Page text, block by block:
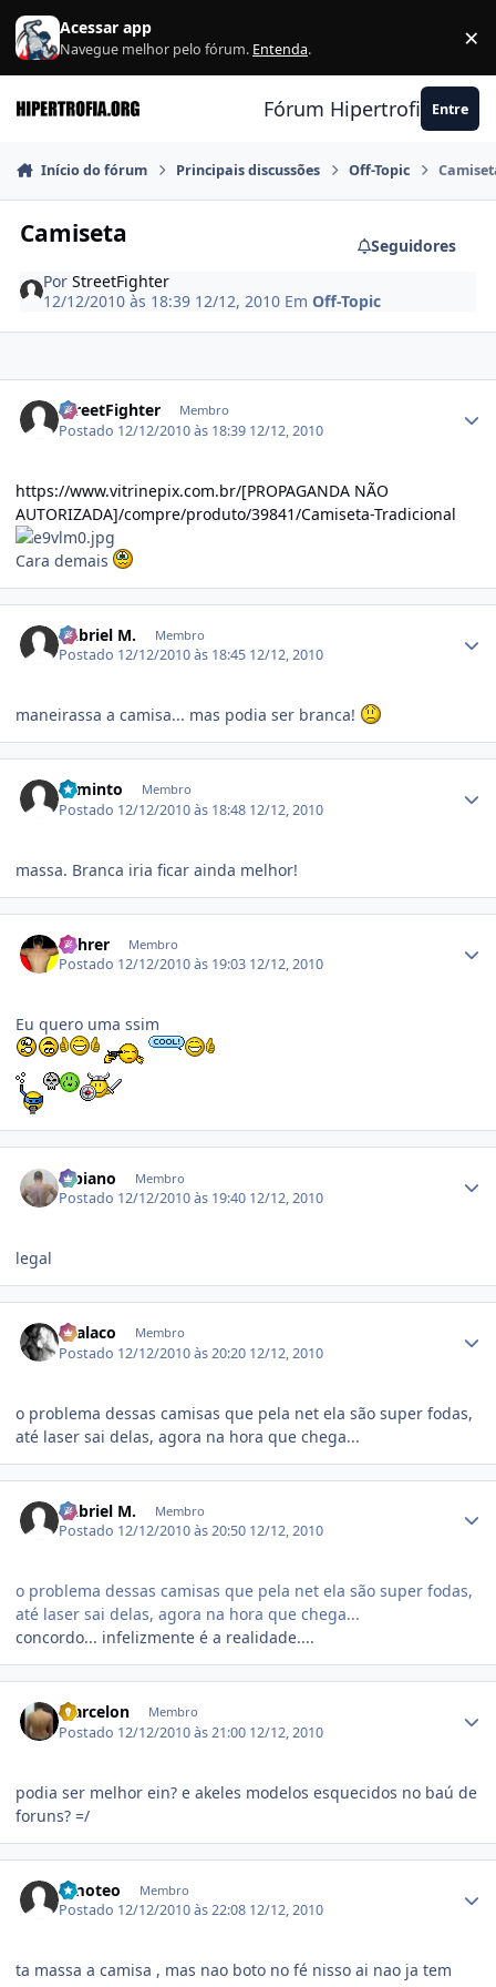
Ir para conteúdo
Acessar app
Navegue melhor pelo fórum. Entenda. ×
Fórum Hipertrofia.org
Entre
Início do fórum Principais discussões Off-Topic
Camiseta
Seguidores
PorStreetFighter
12/12/2010 às 18:39 12/12, 2010 EmOff-Topic
StreetFighter Membro
Postado 12/12/2010 às 18:39 12/12, 2010
https://www.vitrinepix.com.br/[PROPAGANDA NÃO
AUTORIZADA]/compre/produto/39841/Camiseta-Tradicional
Cara demais
Gabriel M. Membro
Postado 12/12/2010 às 18:45 12/12, 2010
maneirassa a camisa... mas podia ser branca!
Faminto Membro
Postado 12/12/2010 às 18:48 12/12, 2010
massa. Branca iria ficar ainda melhor!
Führer Membro
Postado 12/12/2010 às 19:03 12/12, 2010
Eu quero uma ssim
Bibiano Membro
Postado 12/12/2010 às 19:40 12/12, 2010
legal
chalaco Membro
Postado 12/12/2010 às 20:20 12/12, 2010
o problema dessas camisas que pela net ela são super fodas,
até laser sai delas, agora na hora que chega...
Gabriel M. Membro
Postado 12/12/2010 às 20:50 12/12, 2010
o problema dessas camisas que pela net ela são super fodas,
até laser sai delas, agora na hora que chega...
concordo... infelizmente é a realidade....
Marcelon Membro
Postado 12/12/2010 às 21:00 12/12, 2010
podia ser melhor ein? e akeles modelos esquecidos no baú de
foruns? =/
timoteo Membro
Postado 12/12/2010 às 22:08 12/12, 2010
ta massa a camisa , mas nao boto no fé nisso ai nao ja tem